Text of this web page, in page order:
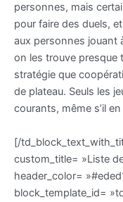
personnes, mais
pour faire des duels,
aux personnes jouant
on les trouve presque
stratégie que
de plateau. Seuls les
courants, même s’il
[/
custom_title= »Liste
header_color=
block_template_id=